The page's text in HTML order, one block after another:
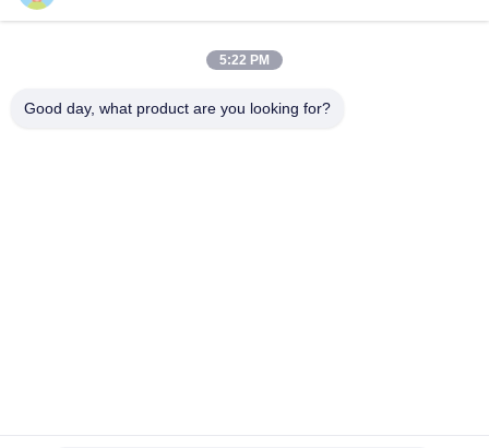
5:22 PM
Good day, what product are you looking for?